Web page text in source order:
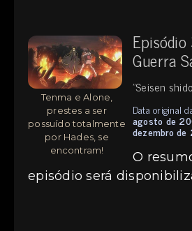
Tenma e Alone,
prestes a ser
possuído totalmente
por Hades, se
encontram!
Guerra
"Seisen
Data original
agosto de
dezembro
O
episódio será